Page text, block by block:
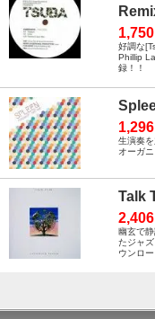
好調な
Phillip
録！！
生演奏
オーガ
Talk
幽玄で
たジャ
ウンロ